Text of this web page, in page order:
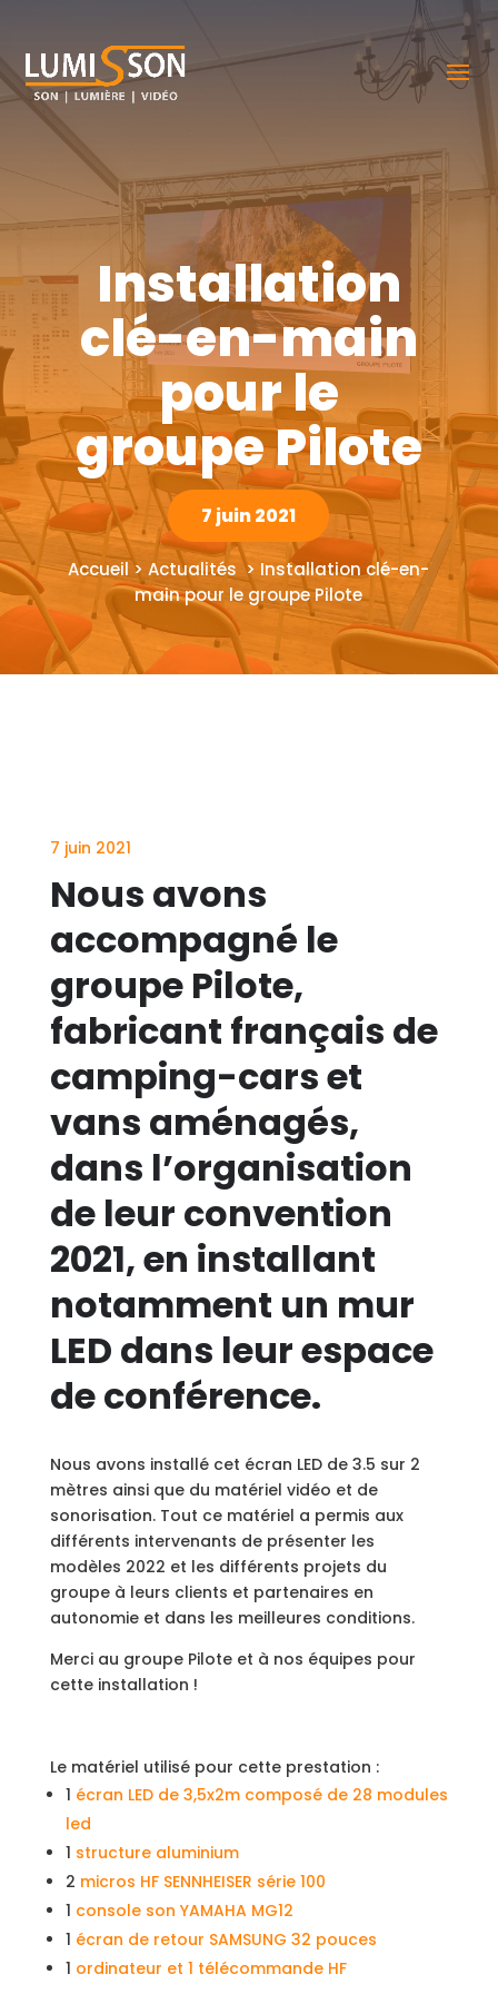
Installation
clé-en-main
pour le
groupe Pilote
7 juin 2021
Accueil > Actualités > Installation clé-en-
main pour le groupe Pilote
7 juin 2021
Nous avons
accompagné le
groupe Pilote,
fabricant français de
camping-cars et
vans aménagés,
dans l’organisation
de leur convention
2021, en installant
notamment un mur
LED dans leur espace
de conférence.
Nous avons installé cet écran LED de 3.5 sur 2
mètres ainsi que du matériel vidéo et de
sonorisation. Tout ce matériel a permis aux
différents intervenants de présenter les
modèles 2022 et les différents projets du
groupe à leurs clients et partenaires en
autonomie et dans les meilleures conditions.
Merci au groupe Pilote et à nos équipes pour
cette installation !
Le matériel utilisé pour cette prestation :
1 écran LED de 3,5x2m composé de 28 modules
led
1 structure aluminium
2 micros HF SENNHEISER série 100
1 console son YAMAHA MG12
1 écran de retour SAMSUNG 32 pouces
1 ordinateur et 1 télécommande HF